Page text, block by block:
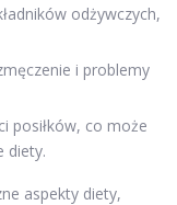
odżywczych,
i problemy
posiłków, co może
diety.
aspekty diety,